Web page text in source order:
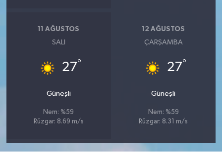
11 AĞUSTOS
SALI
27°
Güneşli
Nem: %59
Rüzgar: 8.69 m/s
12 AĞUSTOS
ÇARŞAMBA
27°
Güneşli
Nem: %59
Rüzgar: 8.31 m/s